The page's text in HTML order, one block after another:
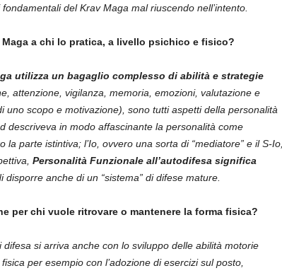
del Krav Maga mal riuscendo nell’intento.
a chi lo pratica, a livello psichico e fisico?
utilizza un bagaglio complesso di abilità e strategie
attenzione, vigilanza, memoria, emozioni, valutazione e
uno scopo e motivazione), sono tutti aspetti della personalità
descriveva in modo affascinante la personalità come
la parte istintiva; l’Io, ovvero una sorta di “mediatore” e il S-Io,
Personalità Funzionale all’autodifesa significa
disporre anche di un “sistema” di difese mature.
per chi vuole ritrovare o mantenere la forma fisica?
si arriva anche con lo sviluppo delle abilità motorie
per esempio con l’adozione di esercizi sul posto,